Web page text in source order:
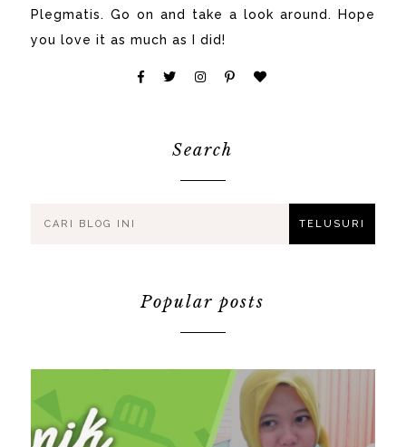
Plegmatis. Go on and take a look around. Hope
you love it as much as I did!
Search
Popular posts